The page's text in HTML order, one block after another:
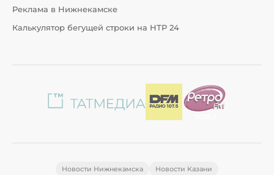
Реклама в Нижнекамске
Калькулятор бегущей строки на НТР 24
Новости Нижнекамска
Новости Казани